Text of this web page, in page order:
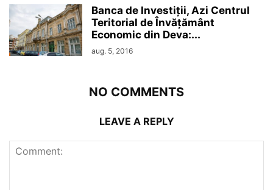
Banca de Investiții, Azi Centrul
Teritorial de Învățământ
Economic din Deva:...
aug. 5, 2016
NO COMMENTS
LEAVE A REPLY